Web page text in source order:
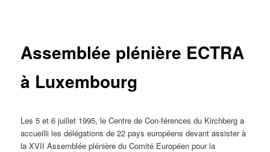
Assemblée plénière ECTRA
à Luxembourg
Les 5 et 6 juillet 1995, le Centre de Con-férences du Kirchberg a
accueilli les délégations de 22 pays européens devant assister à
la XVII Assemblée plénière du Comité Européen pour la